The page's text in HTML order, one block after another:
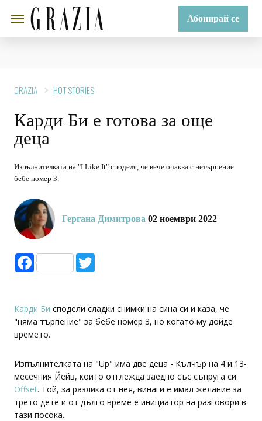
Абонирай се
GRAZIA HOT STORIES
Карди Би е готова за още
деца
Изпълнителката на "I Like It" споделя, че вече очаква с нетърпение
бебе номер 3.
Гергана Димитрова 02 ноември 2022
Facebook
Карди Би сподели сладки снимки на сина си и каза, че
"няма търпение" за бебе номер 3, но когато му дойде
времето.
Изпълнителката на "Up" има две деца - Кълчър на 4 и 13-
месечния Йейв, които отглежда заедно със съпруга си
Offset. Той, за разлика от нея, винаги е имал желание за
трето дете и от дълго време е инициатор на разговори в
тази посока.